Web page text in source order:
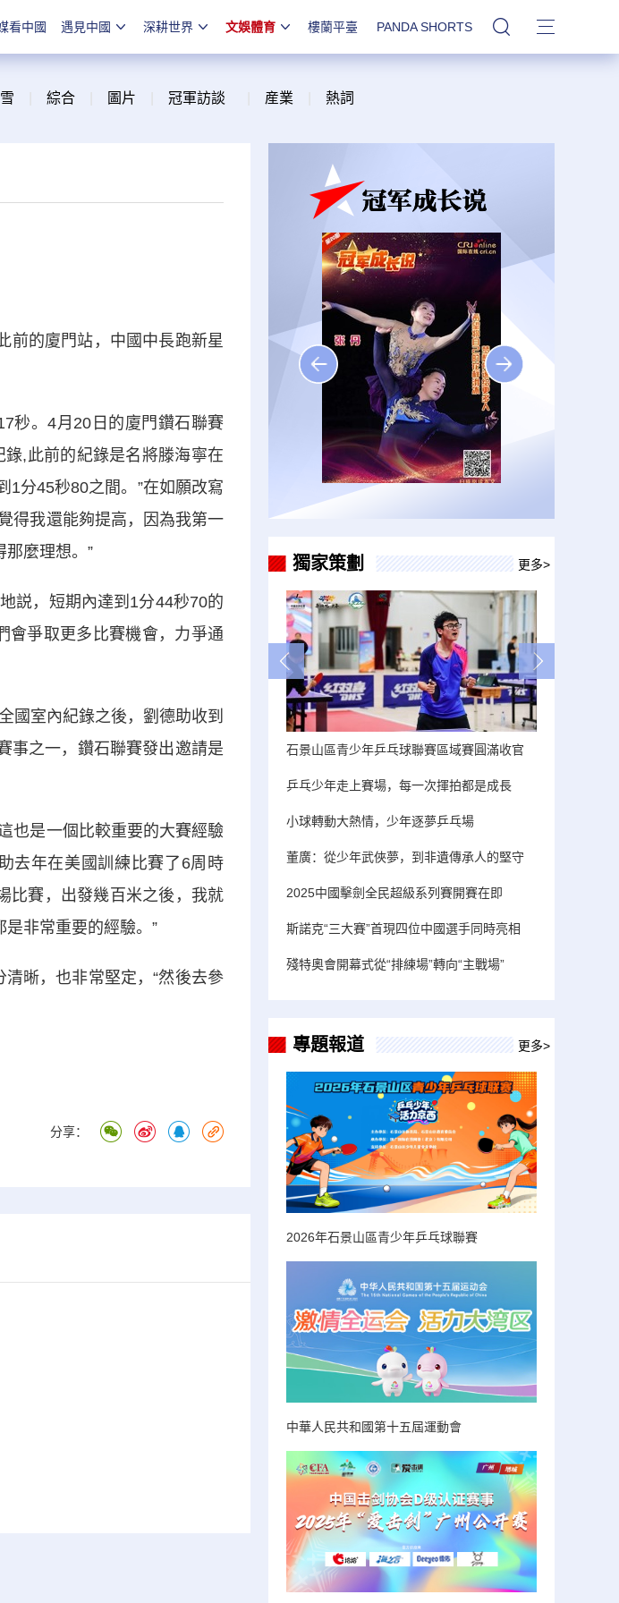
看中國 遇見中國 深耕世界 文娛體育 樓蘭平臺 PANDA SHORTS 站內搜索
綜合 圖片 冠軍訪談 産業 熱詞
的廈門站，中國中長跑新星
。4月20日的廈門鑽石聯賽
,此前的紀錄是名將滕海寧在
1分45秒80之間。”在如願改寫
得我還能夠提高，因為我第一
麼理想。”
説，短期內達到1分44秒70的
會爭取更多比賽機會，力爭通
室內紀錄之後，劉德助收到
事之一，鑽石聯賽發出邀請是
是一個比較重要的大賽經驗
去年在美國訓練比賽了6周時
比賽，出發幾百米之後，我就
非常重要的經驗。”
晰，也非常堅定，“然後去參
分享：
獨家策劃 更多>
石景山區青少年乒乓球聯賽區域賽圓滿收官
乒乓少年走上賽場，每一次揮拍都是成長
小球轉動大熱情，少年逐夢乒乓場
董廣：從少年武俠夢，到非遺傳承人的堅守
2025中國擊劍全民超級系列賽開賽在即
斯諾克“三大賽”首現四位中國選手同時亮相
殘特奧會開幕式從“排練場”轉向“主戰場”
專題報道 更多>
2026年石景山區青少年乒乓球聯賽
中華人民共和國第十五屆運動會